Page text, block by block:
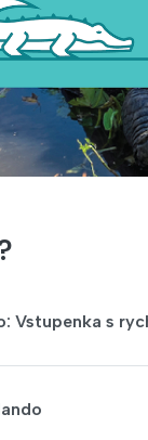
Vstupenka s